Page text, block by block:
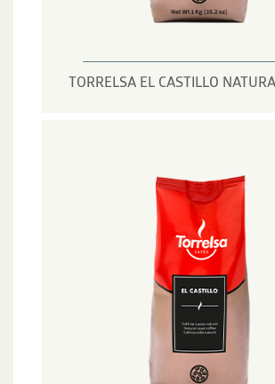
TORRELSA EL CASTILLO